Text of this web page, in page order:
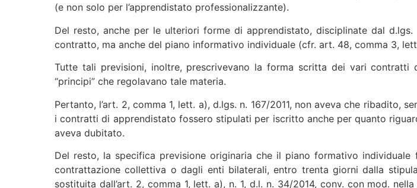
(e non solo per l’apprendistato professionalizzante).
Del resto, anche per le ulteriori forme di apprendistato, disciplinate dal
contratto, ma anche del piano informativo individuale (cfr. art. 48, comma 3,
Tutte tali previsioni, inoltre, prescrivevano la forma scritta dei vari contratti
“principi” che regolavano tale materia.
Pertanto, l’art. 2, comma 1, lett. a), d.lgs. n. 167/2011, non aveva che ribadito,
i contratti di apprendistato fossero stipulati per iscritto anche per quanto
aveva dubitato.
Del resto, la specifica previsione originaria che il piano formativo
contrattazione collettiva o dagli enti bilaterali, entro trenta giorni dalla
sostituita dall’art. 2, comma 1, lett. a), n. 1, d.l. n. 34/2014, conv. con mod.